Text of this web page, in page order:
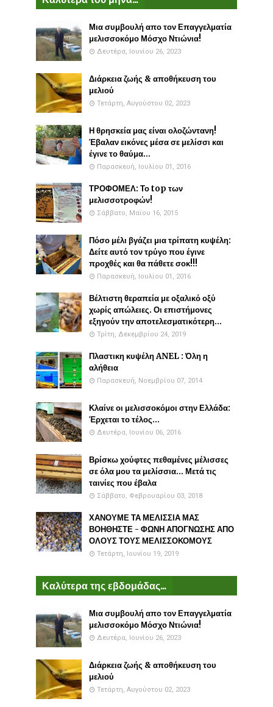
Μια συμβουλή απο τον Επαγγελματία
μελισσοκόμο Μόσχο Ντιώνια!
Δευτέρα, Ιουνίου 26, 2023
Διάρκεια ζωής & αποθήκευση του
μελιού
Τετάρτη, Αυγούστου 02, 2023
Η θρησκεία μας είναι ολοζώντανη!
Έβαλαν εικόνες μέσα σε μελίσσι και
έγινε το θαύμα...
Παρασκευή, Ιουλίου 01, 2016
ΤΡΟΦΟΜΕΛ: Το top των
μελισσοτροφών!
Σάββατο, Μαΐου 16, 2015
Πόσο μέλι βγάζει μια τρίπατη κυψέλη:
Δείτε αυτό τον τρύγο που έγινε
προχθές και θα πάθετε σοκ!!!
Παρασκευή, Ιουλίου 01, 2016
Βέλτιστη θεραπεία με οξαλικό οξύ
χωρίς απώλειες. Οι επιστήμονες
εξηγούν την αποτελεσματικότερη...
Τρίτη, Δεκεμβρίου 24, 2019
Πλαστικη κυψέλη ANEL : Όλη η
αλήθεια
Παρασκευή, Νοεμβρίου 07, 2014
Κλαίνε οι μελισσοκόμοι στην Ελλάδα:
Έρχεται το τέλος...
Δευτέρα, Ιουνίου 06, 2016
Βρίσκω χούφτες πεθαμένες μέλισσες
σε όλα μου τα μελίσσια... Μετά τις
ταινίες που έβαλα
Σάββατο, Φεβρουαρίου 03, 2018
ΧΑΝΟΥΜΕ ΤΑ ΜΕΛΙΣΣΙΑ ΜΑΣ
ΒΟΗΘΗΣΤΕ - ΦΩΝΗ ΑΠΟΓΝΩΣΗΣ ΑΠΟ
ΟΛΟΥΣ ΤΟΥΣ ΜΕΛΙΣΣΟΚΟΜΟΥΣ
Τετάρτη, Ιουνίου 19, 2019
Καλύτερα της εβδομάδας...
Μια συμβουλή απο τον Επαγγελματία
μελισσοκόμο Μόσχο Ντιώνια!
Δευτέρα, Ιουνίου 26, 2023
Διάρκεια ζωής & αποθήκευση του
μελιού
Τετάρτη, Αυγούστου 02, 2023